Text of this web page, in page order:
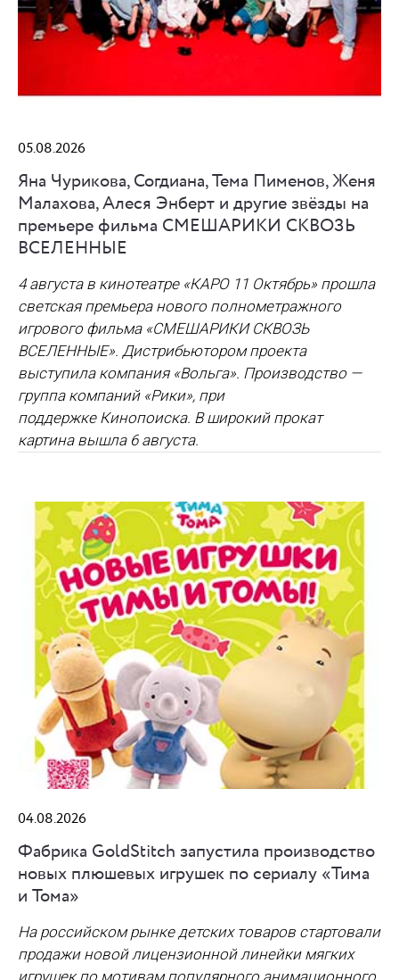
05.08.2026
Яна Чурикова, Согдиана, Тема Пименов, Женя
Малахова, Алеся Энберт и другие звёзды на
премьере фильма СМЕШАРИКИ СКВОЗЬ
ВСЕЛЕННЫЕ
4 августа в кинотеатре «КАРО 11 Октябрь» прошла
светская премьера нового полнометражного
игрового фильма «СМЕШАРИКИ СКВОЗЬ
ВСЕЛЕННЫЕ». Дистрибьютором проекта
выступила компания «Вольга». Производство —
группа компаний «Рики», при
поддержке Кинопоиска. В широкий прокат
картина вышла 6 августа.
04.08.2026
Фабрика GoldStitch запустила производство
новых плюшевых игрушек по сериалу «Тима
и Тома»
На российском рынке детских товаров стартовали
продажи новой лицензионной линейки мягких
игрушек по мотивам популярного анимационного